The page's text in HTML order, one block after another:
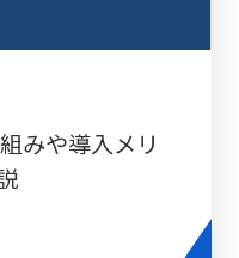
みや導入メリ